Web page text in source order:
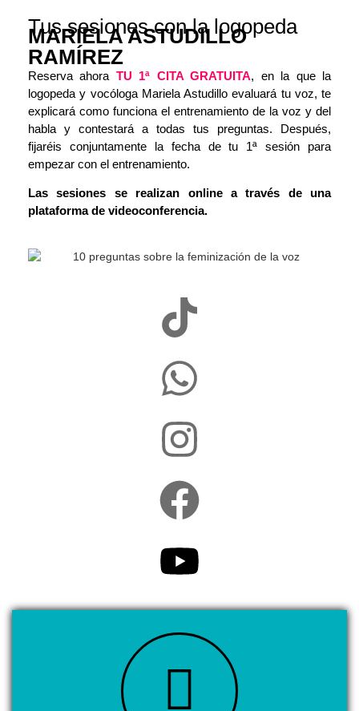
Tus sesiones con la logopeda
MARIELA ASTUDILLO
RAMÍREZ
Reserva ahora TU 1ª CITA GRATUITA, en la que la
logopeda y vocóloga Mariela Astudillo evaluará tu voz, te
explicará como funciona el entrenamiento de la voz y del
habla y contestará a todas tus preguntas. Después,
fijaréis conjuntamente la fecha de tu 1ª sesión para
empezar con el entrenamiento.
Las sesiones se realizan online a través de una
plataforma de videoconferencia.